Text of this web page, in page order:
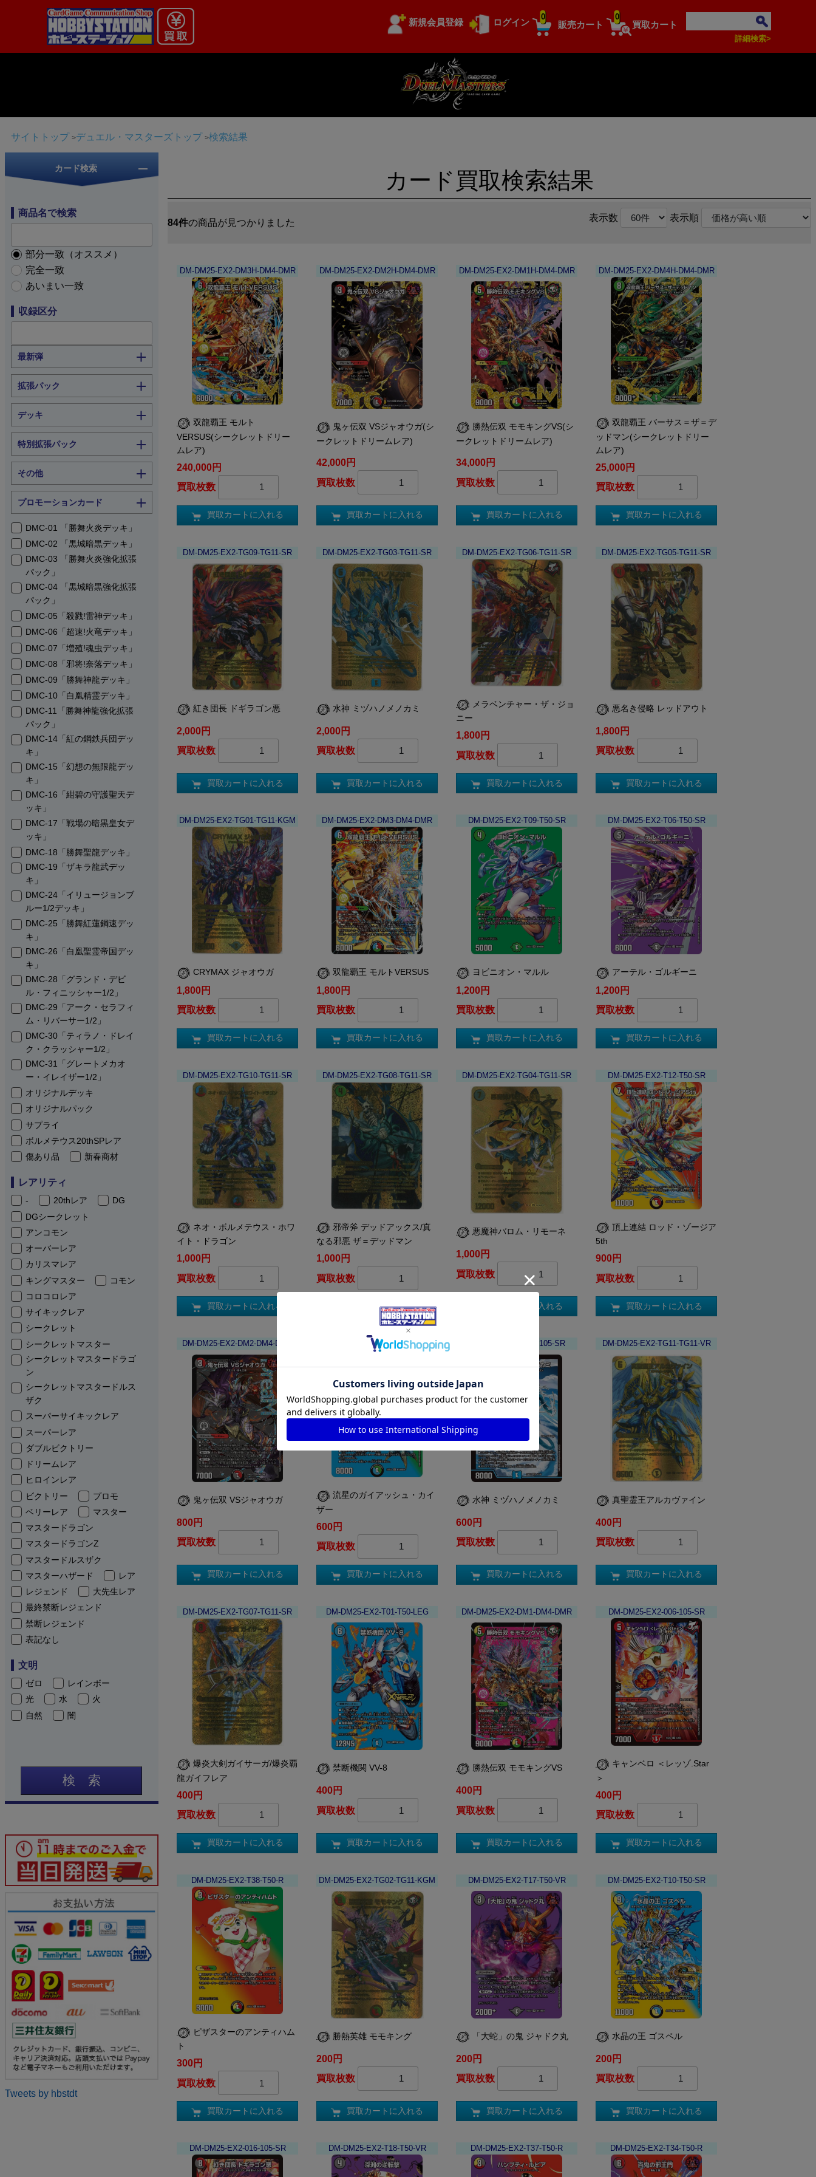
新規会員登録 ログイン 販売カート
0
買取カート
0
詳細検索>
サイトトップ デュエル・マスターズトップ 検索結果
カード検索
商品名で検索
部分一致（オススメ）
完全一致
あいまい一致
収録区分
最新弾
拡張パック
デッキ
特別拡張パック
その他
プロモーションカード
DMC-01 「勝舞火炎デッキ」
DMC-02 「黒城暗黒デッキ」
DMC-03 「勝舞火炎強化拡張
パック」
DMC-04 「黒城暗黒強化拡張
パック」
DMC-05「殺戮!雷神デッキ」
DMC-06「超速!火竜デッキ」
DMC-07「増殖!魂虫デッキ」
DMC-08「邪将!奈落デッキ」
DMC-09「勝舞神龍デッキ」
DMC-10「白凰精霊デッキ」
DMC-11「勝舞神龍強化拡張
パック」
DMC-14「紅の鋼鉄兵団デッ
キ」
DMC-15「幻想の無限龍デッ
キ」
DMC-16「紺碧の守護聖天デ
ッキ」
DMC-17「戦場の暗黒皇女デ
ッキ」
DMC-18「勝舞聖龍デッキ」
DMC-19「ザキラ龍武デッ
キ」
DMC-24「イリュージョンブ
ルー1/2デッキ」
DMC-25「勝舞紅蓮鋼速デッ
キ」
DMC-26「白凰聖霊帝国デッ
キ」
DMC-28「グランド・デビ
ル・フィニッシャー1/2」
DMC-29「アーク・セラフィ
ム・リバーサー1/2」
DMC-30「ティラノ・ドレイ
ク・クラッシャー1/2」
DMC-31「グレートメカオ
ー・イレイザー1/2」
オリジナルデッキ
オリジナルパック
サプライ
ボルメテウス20thSPレア
傷あり品
新春商材
レアリティ
- 20thレア
DG
DGシークレット
アンコモン
オーバーレア
カリスマレア
キングマスター
コモン
コロコロレア
サイキックレア
シークレット
シークレットマスター
シークレットマスタードラゴ
ン
シークレットマスタードルス
ザク
スーパーサイキックレア
スーパーレア
ダブルビクトリー
ドリームレア
ヒロインレア
ビクトリー
プロモ
ベリーレア
マスター
マスタードラゴン
マスタードラゴンZ
マスタードルスザク
マスターハザード
レア
レジェンド
大先生レア
最終禁断レジェンド
禁断レジェンド
表記なし
文明
ゼロ
レインボー
光
水
火
自然
闇
検 索
Tweets by hbstdt
カード買取検索結果
84件の商品が見つかりました 表示数 表示順
DM-DM25-EX2-DM3H-DM4-DMR
双龍覇王 モルト
VERSUS(シークレットドリー
ムレア)
240,000円
買取枚数
買取カートに入れる
DM-DM25-EX2-DM2H-DM4-DMR
鬼ヶ伝双 VSジャオウガ(シ
ークレットドリームレア)
42,000円
買取枚数
買取カートに入れる
DM-DM25-EX2-DM1H-DM4-DMR
勝熱伝双 モモキングVS(シ
ークレットドリームレア)
34,000円
買取枚数
買取カートに入れる
DM-DM25-EX2-DM4H-DM4-DMR
双龍覇王 バーサス＝ザ＝デ
ッドマン(シークレットドリー
ムレア)
25,000円
買取枚数
買取カートに入れる
DM-DM25-EX2-TG09-TG11-SR
紅き団長 ドギラゴン悪
2,000円
買取枚数
買取カートに入れる
DM-DM25-EX2-TG03-TG11-SR
水神 ミヅハノメノカミ
2,000円
買取枚数
買取カートに入れる
DM-DM25-EX2-TG06-TG11-SR
メラベンチャー・ザ・ジョ
ニー
1,800円
買取枚数
買取カートに入れる
DM-DM25-EX2-TG05-TG11-SR
悪名き侵略 レッドアウト
1,800円
買取枚数
買取カートに入れる
DM-DM25-EX2-TG01-TG11-KGM
CRYMAX ジャオウガ
1,800円
買取枚数
買取カートに入れる
DM-DM25-EX2-DM3-DM4-DMR
双龍覇王 モルトVERSUS
1,800円
買取枚数
買取カートに入れる
DM-DM25-EX2-T09-T50-SR
ヨビニオン・マルル
1,200円
買取枚数
買取カートに入れる
DM-DM25-EX2-T06-T50-SR
アーテル・ゴルギーニ
1,200円
買取枚数
買取カートに入れる
DM-DM25-EX2-TG10-TG11-SR
ネオ・ボルメテウス・ホワ
イト・ドラゴン
1,000円
買取枚数
買取カートに入れる
DM-DM25-EX2-TG08-TG11-SR
邪帝斧 デッドアックス/真
なる邪悪 ザ＝デッドマン
1,000円
買取枚数
買取カートに入れる
DM-DM25-EX2-TG04-TG11-SR
悪魔神バロム・リモーネ
1,000円
買取枚数
買取カートに入れる
DM-DM25-EX2-T12-T50-SR
頂上連結 ロッド・ゾージア
5th
900円
買取枚数
買取カートに入れる
DM-DM25-EX2-DM2-DM4-DMR
鬼ヶ伝双 VSジャオウガ
800円
買取枚数
買取カートに入れる
DM-DM25-EX2-T13-T50-SR
流星のガイアッシュ・カイ
ザー
600円
買取枚数
買取カートに入れる
DM-DM25-EX2-004-105-SR
水神 ミヅハノメノカミ
600円
買取枚数
買取カートに入れる
DM-DM25-EX2-TG11-TG11-VR
真聖霊王アルカヴァイン
400円
買取枚数
買取カートに入れる
DM-DM25-EX2-TG07-TG11-SR
爆炎大剣ガイサーガ/爆炎覇
龍ガイフレア
400円
買取枚数
買取カートに入れる
DM-DM25-EX2-T01-T50-LEG
禁断機関 VV-8
400円
買取枚数
買取カートに入れる
DM-DM25-EX2-DM1-DM4-DMR
勝熱伝双 モモキングVS
400円
買取枚数
買取カートに入れる
DM-DM25-EX2-006-105-SR
キャンベロ ＜レッゾ.Star
＞
400円
買取枚数
買取カートに入れる
DM-DM25-EX2-T38-T50-R
ピザスターのアンティハム
ト
300円
買取枚数
買取カートに入れる
DM-DM25-EX2-TG02-TG11-KGM
勝熱英雄 モモキング
200円
買取枚数
買取カートに入れる
DM-DM25-EX2-T17-T50-VR
「大蛇」の鬼 ジャドク丸
200円
買取枚数
買取カートに入れる
DM-DM25-EX2-T10-T50-SR
水晶の王 ゴスペル
200円
買取枚数
買取カートに入れる
DM-DM25-EX2-016-105-SR DM-DM25-EX2-T18-T50-VR DM-DM25-EX2-T37-T50-R DM-DM25-EX2-T34-T50-R